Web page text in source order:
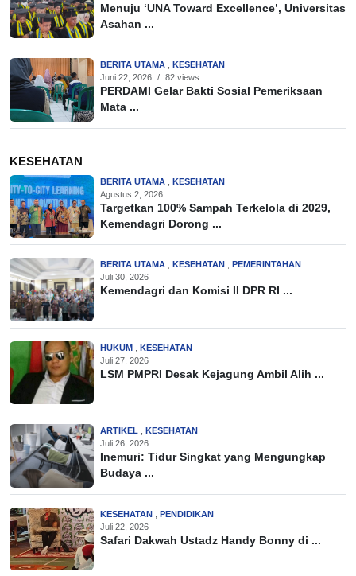
Menuju ‘UNA Toward Excellence’, Universitas
Asahan ...
BERITA UTAMA , KESEHATAN
Juni 22, 2026 / 82 views
PERDAMI Gelar Bakti Sosial Pemeriksaan
Mata ...
KESEHATAN
BERITA UTAMA
KESEHATAN
Agustus 2, 2026
Targetkan 100% Sampah Terkelola di 2029,
Kemendagri Dorong ...
BERITA UTAMA , KESEHATAN , PEMERINTAHAN
Juli 30, 2026
Kemendagri dan Komisi II DPR RI ...
HUKUM
KESEHATAN
Juli 27, 2026
LSM PMPRI Desak Kejagung Ambil Alih ...
ARTIKEL , KESEHATAN
Juli 26, 2026
Inemuri: Tidur Singkat yang Mengungkap
Budaya ...
KESEHATAN
PENDIDIKAN
Juli 22, 2026
Safari Dakwah Ustadz Handy Bonny di ...